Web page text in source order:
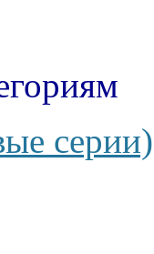
серии)